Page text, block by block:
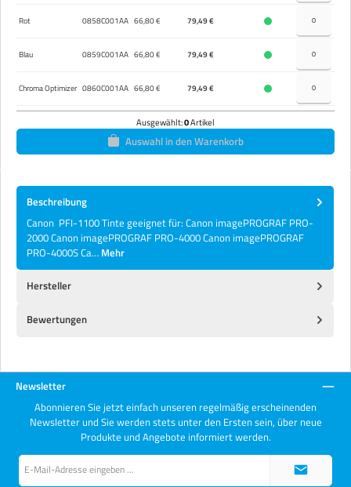
Rot 0858C001AA 66,80 € 79,49 €
Blau 0859C001AA 66,80 € 79,49 €
Chroma Optimizer 0860C001AA 66,80 € 79,49 €
Ausgewählt:0Artikel
Auswahl in den Warenkorb
Beschreibung
Canon PFI-1100 Tinte geeignet für: Canon imagePROGRAF PRO-
2000 Canon imagePROGRAF PRO-4000 Canon imagePROGRAF
PRO-4000S Ca… Mehr
Hersteller
Bewertungen
Newsletter
Abonnieren Sie jetzt einfach unseren regelmäßig erscheinenden
Newsletter und Sie werden stets unter den Ersten sein, über neue
Produkte und Angebote informiert werden.